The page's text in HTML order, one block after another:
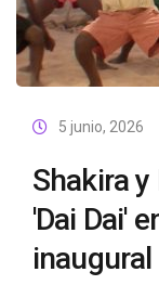
5 junio, 2026
Shakira
'Dai Dai'